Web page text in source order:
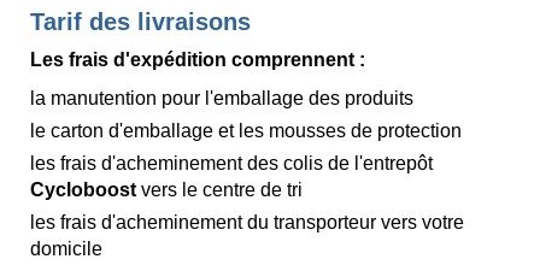
Tarif des livraisons
Les frais d'expédition comprennent :
la manutention pour l'emballage des produits
le carton d'emballage et les mousses de protection
les frais d'acheminement des colis de l'entrepôt
Cycloboost vers le centre de tri
les frais d'acheminement du transporteur vers votre
domicile